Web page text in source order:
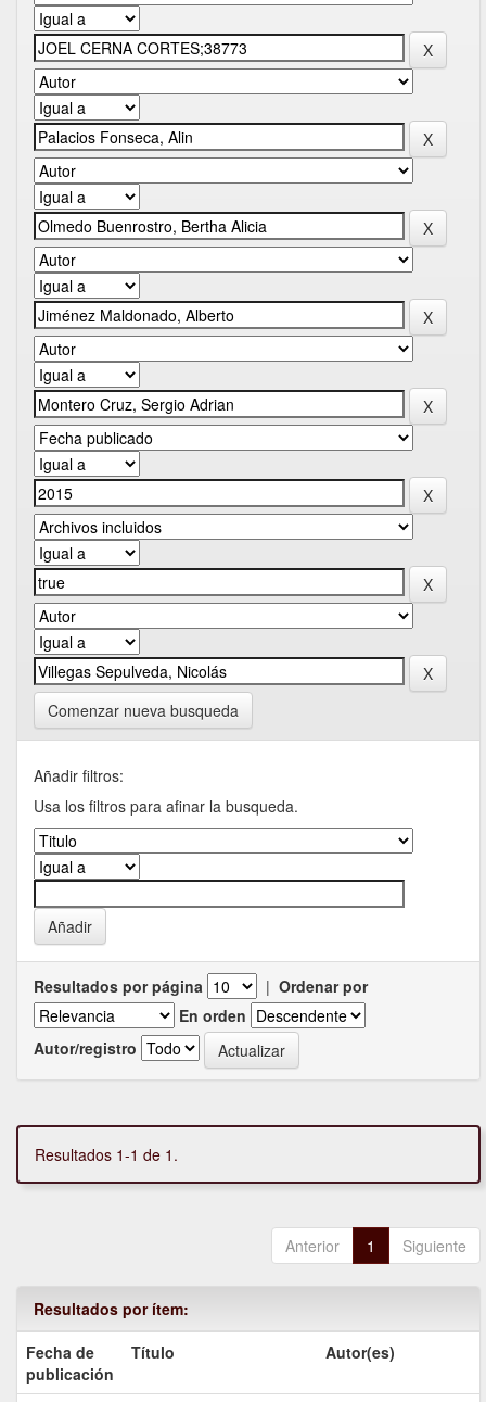
Comenzar nueva busqueda
Añadir filtros:
Usa los filtros para afinar la busqueda.
Resultados por página | Ordenar por
En orden
Autor/registro
Resultados 1-1 de 1.
Anterior 1 Siguiente
Resultados por ítem:
Fecha de
publicación
Título Autor(es)